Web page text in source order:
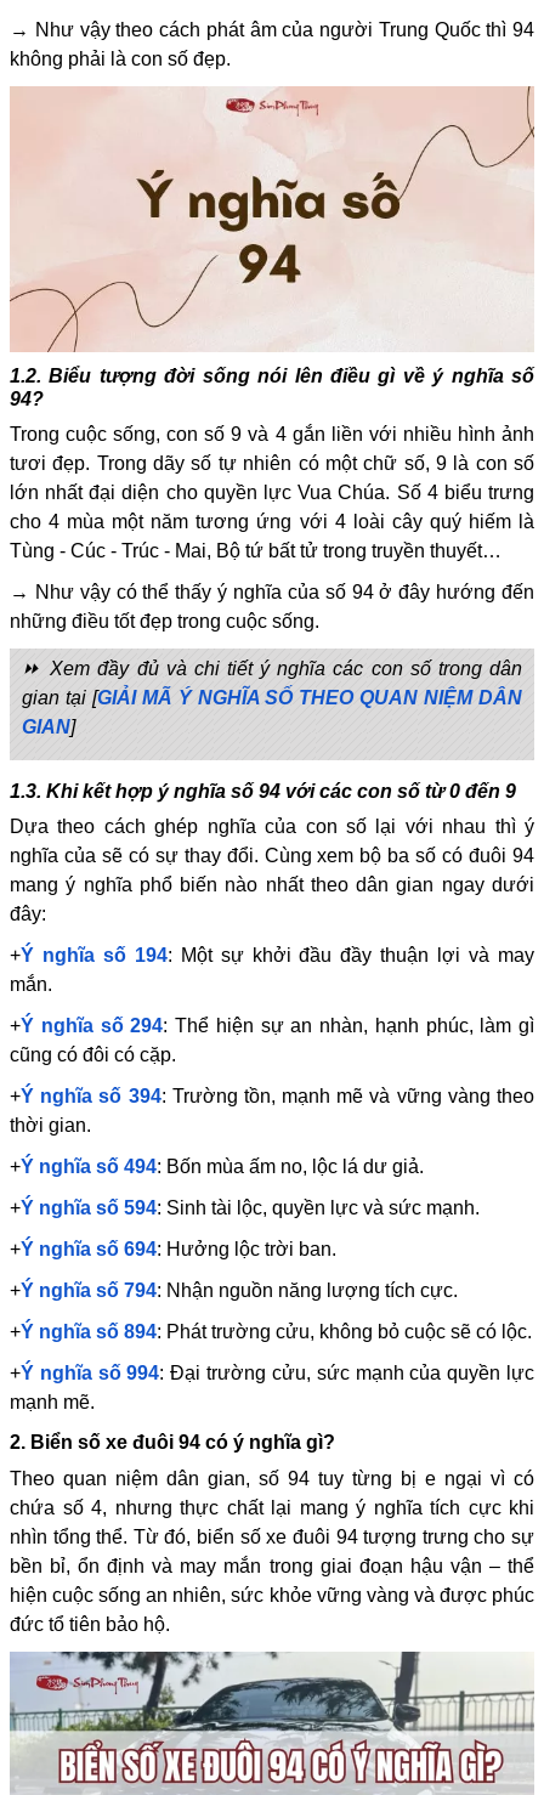
→ Như vậy theo cách phát âm của người Trung Quốc thì 94
không phải là con số đẹp.
1.2. Biểu tượng đời sống nói lên điều gì về ý nghĩa số
94?
Trong cuộc sống, con số 9 và 4 gắn liền với nhiều hình ảnh
tươi đẹp. Trong dãy số tự nhiên có một chữ số, 9 là con số
lớn nhất đại diện cho quyền lực Vua Chúa. Số 4 biểu trưng
cho 4 mùa một năm tương ứng với 4 loài cây quý hiếm là
Tùng - Cúc - Trúc - Mai, Bộ tứ bất tử trong truyền thuyết…
→ Như vậy có thể thấy ý nghĩa của số 94 ở đây hướng đến
những điều tốt đẹp trong cuộc sống.
⏩ Xem đầy đủ và chi tiết ý nghĩa các con số trong dân
gian tại [GIẢI MÃ Ý NGHĨA SỐ THEO QUAN NIỆM DÂN
GIAN]
1.3. Khi kết hợp ý nghĩa số 94 với các con số từ 0 đến 9
Dựa theo cách ghép nghĩa của con số lại với nhau thì ý
nghĩa của sẽ có sự thay đổi. Cùng xem bộ ba số có đuôi 94
mang ý nghĩa phổ biến nào nhất theo dân gian ngay dưới
đây:
+Ý nghĩa số 194: Một sự khởi đầu đầy thuận lợi và may
mắn.
+Ý nghĩa số 294: Thể hiện sự an nhàn, hạnh phúc, làm gì
cũng có đôi có cặp.
+Ý nghĩa số 394: Trường tồn, mạnh mẽ và vững vàng theo
thời gian.
+Ý nghĩa số 494: Bốn mùa ấm no, lộc lá dư giả.
+Ý nghĩa số 594: Sinh tài lộc, quyền lực và sức mạnh.
+Ý nghĩa số 694: Hưởng lộc trời ban.
+Ý nghĩa số 794: Nhận nguồn năng lượng tích cực.
+Ý nghĩa số 894: Phát trường cửu, không bỏ cuộc sẽ có lộc.
+Ý nghĩa số 994: Đại trường cửu, sức mạnh của quyền lực
mạnh mẽ.
2. Biển số xe đuôi 94 có ý nghĩa gì?
Theo quan niệm dân gian, số 94 tuy từng bị e ngại vì có
chứa số 4, nhưng thực chất lại mang ý nghĩa tích cực khi
nhìn tổng thể. Từ đó, biển số xe đuôi 94 tượng trưng cho sự
bền bỉ, ổn định và may mắn trong giai đoạn hậu vận – thể
hiện cuộc sống an nhiên, sức khỏe vững vàng và được phúc
đức tổ tiên bảo hộ.